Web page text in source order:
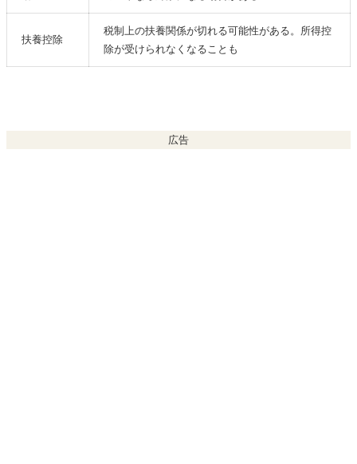
扶養控除
税制上の扶養関係が切れる可能性がある。所得控
除が受けられなくなることも
広告